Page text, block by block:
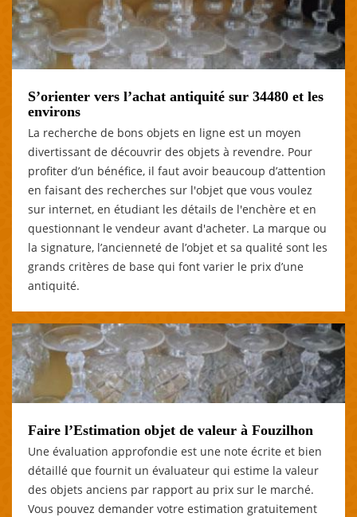
S’orienter vers l’achat antiquité sur 34480 et les
environs
La recherche de bons objets en ligne est un moyen
divertissant de découvrir des objets à revendre. Pour
profiter d’un bénéfice, il faut avoir beaucoup d’attention
en faisant des recherches sur l'objet que vous voulez
sur internet, en étudiant les détails de l'enchère et en
questionnant le vendeur avant d'acheter. La marque ou
la signature, l’ancienneté de l’objet et sa qualité sont les
grands critères de base qui font varier le prix d’une
antiquité.
Faire l’Estimation objet de valeur à Fouzilhon
Une évaluation approfondie est une note écrite et bien
détaillé que fournit un évaluateur qui estime la valeur
des objets anciens par rapport au prix sur le marché.
Vous pouvez demander votre estimation gratuitement